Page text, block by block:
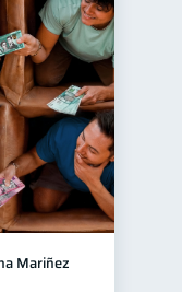
Mariñez